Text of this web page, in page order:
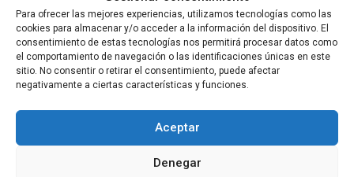
Para ofrecer las mejores experiencias, utilizamos tecnologías como las
cookies para almacenar y/o acceder a la información del dispositivo. El
consentimiento de estas tecnologías nos permitirá procesar datos como
el comportamiento de navegación o las identificaciones únicas en este
sitio. No consentir o retirar el consentimiento, puede afectar
negativamente a ciertas características y funciones.
Aceptar
Denegar
2026
POR MASQUEALDIA UTMEDIOS 09/08/2026